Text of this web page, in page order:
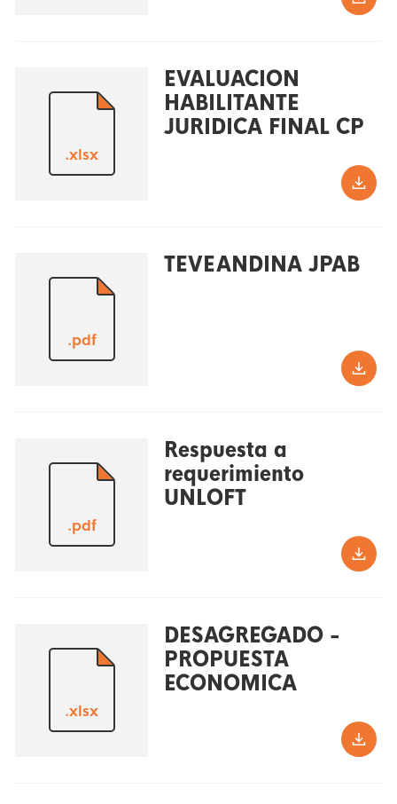
.xlsx
EVALUACION
HABILITANTE
JURIDICA FINAL CP
.pdf
TEVEANDINA JPAB
.pdf
Respuesta a
requerimiento
UNLOFT
.xlsx
DESAGREGADO -
PROPUESTA
ECONOMICA